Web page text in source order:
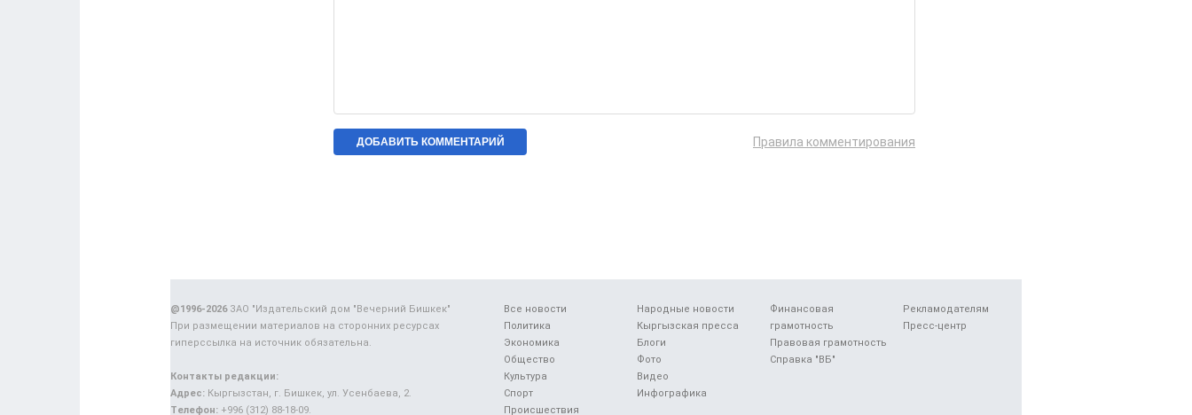
Правила комментирования
Все новости
Политика
Экономика
Общество
Культура
Спорт
Происшествия
Народные новости
Кыргызская пресса
Блоги
Фото
Видео
Инфографика
Финансовая
грамотность
Правовая грамотность
Справка "ВБ"
Рекламодателям
Пресс-центр
@1996-2026ЗАО "Издательский дом "Вечерний Бишкек"
При размещении материалов на сторонних ресурсах
гиперссылка на источник обязательна.
Контакты редакции:
Адрес: Кыргызстан, г. Бишкек, ул. Усенбаева, 2.
Телефон: +996 (312) 88-18-09.